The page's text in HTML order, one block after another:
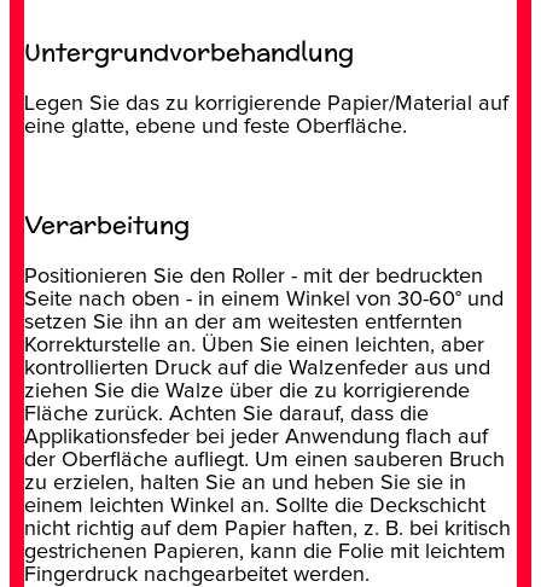
Untergrundvorbehandlung
Legen Sie das zu korrigierende Papier/Material auf
eine glatte, ebene und feste Oberfläche.
Verarbeitung
Positionieren Sie den Roller - mit der bedruckten
Seite nach oben - in einem Winkel von 30-60° und
setzen Sie ihn an der am weitesten entfernten
Korrekturstelle an. Üben Sie einen leichten, aber
kontrollierten Druck auf die Walzenfeder aus und
ziehen Sie die Walze über die zu korrigierende
Fläche zurück. Achten Sie darauf, dass die
Applikationsfeder bei jeder Anwendung flach auf
der Oberfläche aufliegt. Um einen sauberen Bruch
zu erzielen, halten Sie an und heben Sie sie in
einem leichten Winkel an. Sollte die Deckschicht
nicht richtig auf dem Papier haften, z. B. bei kritisch
gestrichenen Papieren, kann die Folie mit leichtem
Fingerdruck nachgearbeitet werden.